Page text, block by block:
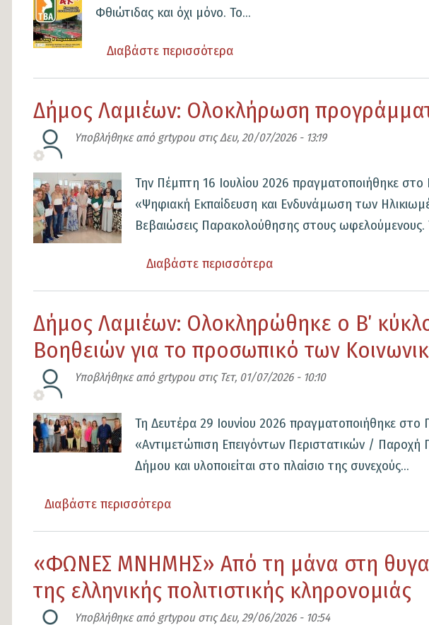
Φθιώτιδας και όχι μόνο. Το...
Διαβάστε περισσότερα
χρόνια
παράδοσης
μπάσκετ
–
Επιστρέφει
Τουρνουά
Δήμος Λαμιέων: Ολοκλήρωση
Υποβλήθηκε από grtypouστιςΔευ, 20/07/2026 - 13:19
Εικόνα
Την Πέμπτη 16 Ιουλίου 2026 πραγματοποιήθηκε
«Ψηφιακή Εκπαίδευση και Ενδυνάμωση των
Βεβαιώσεις Παρακολούθησης στους ωφελούμενους.
Διαβάστε περισσότερα
Λαμιέων:
Ολοκλήρωση
προγράμματος
ηλικιωμένων
Δήμος Λαμιέων: Ολοκληρώθηκε ο Β΄
Βοηθειών για το προσωπικό των
Υποβλήθηκε από grtypouστις Τετ, 01/07/2026 - 10:10
Εικόνα
Τη Δευτέρα 29 Ιουνίου 2026 πραγματοποιήθηκε
«Αντιμετώπιση Επειγόντων Περιστατικών /
Δήμου και υλοποιείται στο πλαίσιο της συνεχούς...
Διαβάστε περισσότερα
Λαμιέων:
Ολοκληρώθηκε
ο
«ΦΩΝΕΣ ΜΝΗΜΗΣ» Από τη μάνα στη
της ελληνικής πολιτιστικής κληρονομιάς
Υποβλήθηκε από grtypouστιςΔευ, 29/06/2026 - 10:54